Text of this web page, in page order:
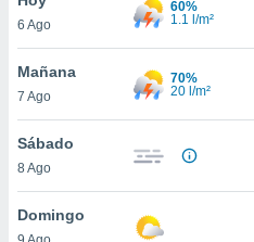
en
más
nuestra
de
6 Ago
60%
1.1 l/m²
Mañana
7 Ago
70%
20 l/m²
Sábado
8 Ago
Domingo